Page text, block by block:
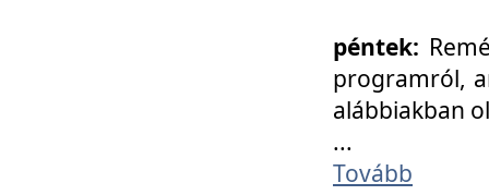
péntek:
programról,
alábbiakban
...
Tovább